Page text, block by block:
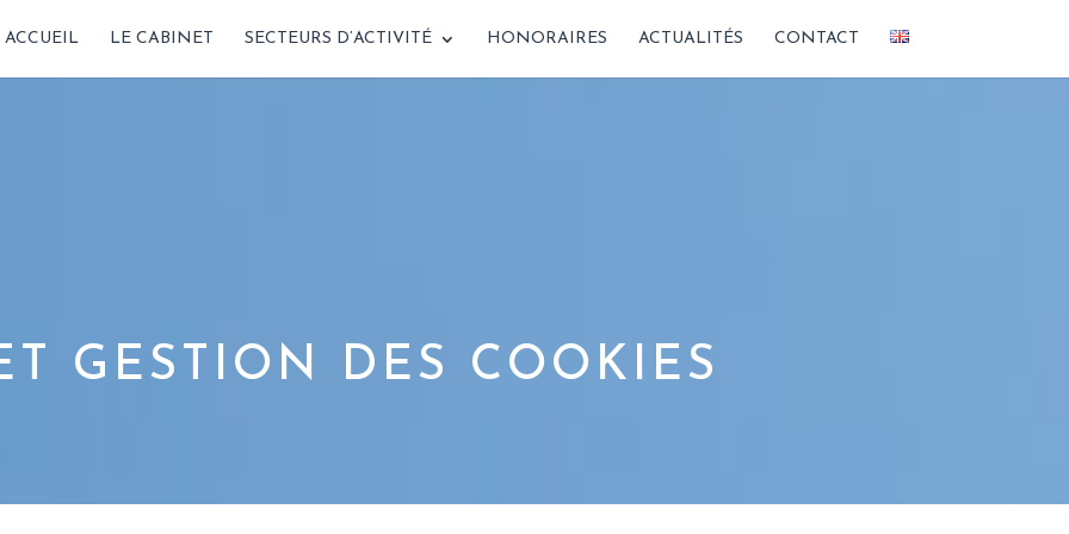
ACCUEIL LE CABINET SECTEURS D’ACTIVITÉ HONORAIRES ACTUALITÉS CONTACT
GESTION DES COOKIES